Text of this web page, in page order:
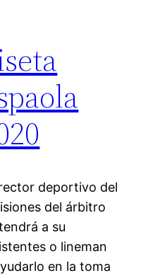
deportivo del
del árbitro
a su
o lineman
en la toma